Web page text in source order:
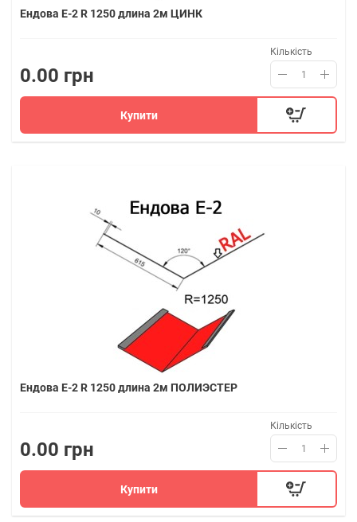
Ендова Е-2 R 1250 длина 2м ЦИНК
0.00 грн
Кількість
Купити
Ендова Е-2 R 1250 длина 2м ПОЛИЭСТЕР
0.00 грн
Кількість
Купити